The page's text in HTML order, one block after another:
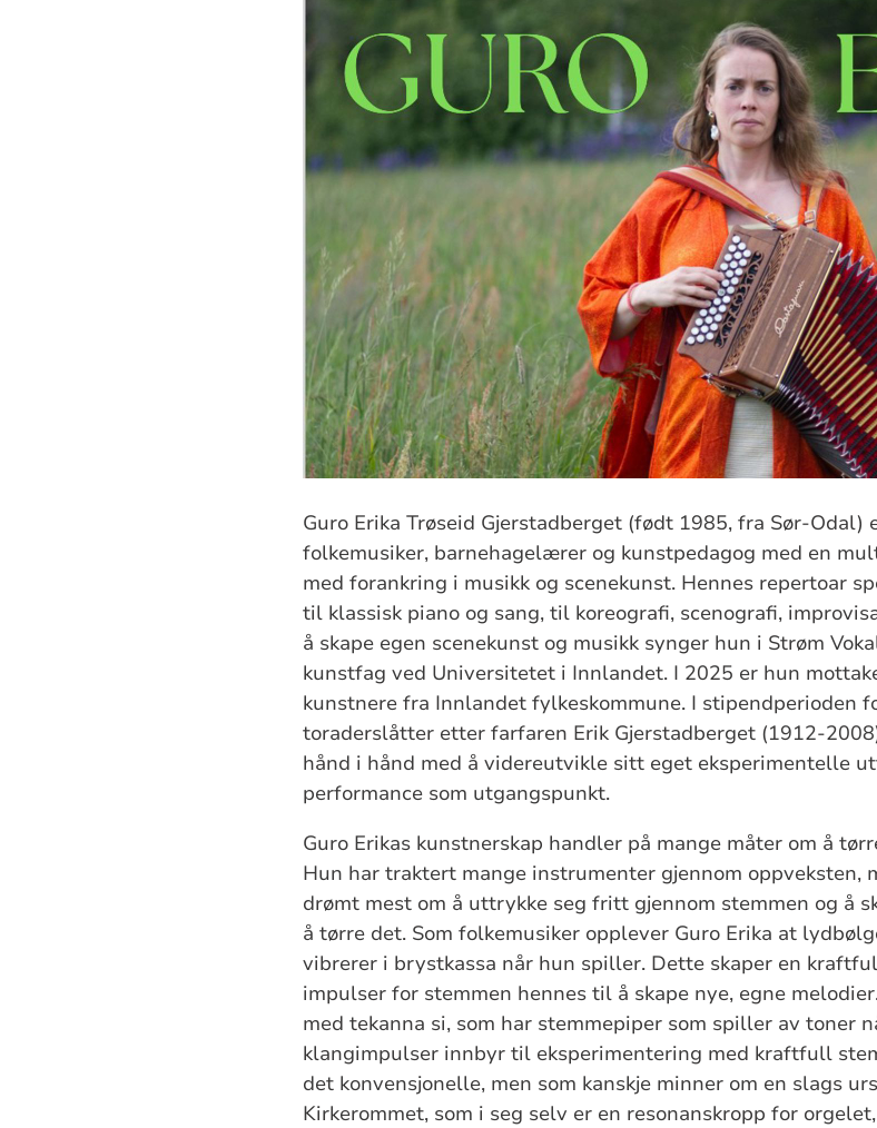
Guro Erika Trøseid Gjerstadberget (født 1985, fra Sør-Odal)
folkemusiker, barnehagelærer og kunstpedagog med en
med forankring i musikk og scenekunst. Hennes repertoar
til klassisk piano og sang, til koreografi, scenografi,
å skape egen scenekunst og musikk synger hun i Strøm
kunstfag ved Universitetet i Innlandet. I 2025 er hun
kunstnere fra Innlandet fylkeskommune. I stipendperioden
toraderslåtter etter farfaren Erik Gjerstadberget (1912-
hånd i hånd med å videreutvikle sitt eget eksperimentelle
performance som utgangspunkt.
Guro Erikas kunstnerskap handler på mange måter om å
Hun har traktert mange instrumenter gjennom
drømt mest om å uttrykke seg fritt gjennom stemmen og å
å tørre det. Som folkemusiker opplever Guro Erika at
vibrerer i brystkassa når hun spiller. Dette skaper en
impulser for stemmen hennes til å skape nye, egne
med tekanna si, som har stemmepiper som spiller av toner
klangimpulser innbyr til eksperimentering med kraftfull
det konvensjonelle, men som kanskje minner om en slags
Kirkerommet, som i seg selv er en resonanskropp for